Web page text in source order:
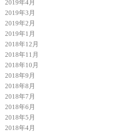
2019年4月
2019年3月
2019年2月
2019年1月
2018年12月
2018年11月
2018年10月
2018年9月
2018年8月
2018年7月
2018年6月
2018年5月
2018年4月